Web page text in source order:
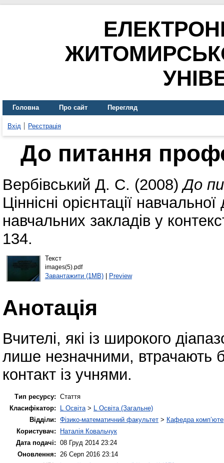
Головна Про сайт Перегляд
Вхід Реєстрація
До питання
Вербівський Д. С. (2008)До
Ціннісні орієнтації
навчальних закладів у
134.
Текст
images(5).pdf
Завантажити (1MB)| Preview
Анотація
Вчителі, які із широкого
лише незначними, втрачають
контакт із учнями.
Тип ресурсу: Стаття
Класифікатор:
L Освіта > L Освіта (Загальне)
Відділи: Фізико-математичний факультет > Кафедра
Користувач:
Наталія Ковальчук
Дата подачі: 08 Груд 2014 23:24
Оновлення:
26 Серп 2016 23:14